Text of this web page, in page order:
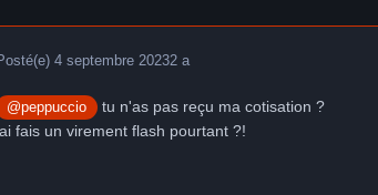
4 septembre 20232 a
@peppuccio
tu n'as pas reçu ma cotisation ?
fais un virement flash pourtant ?!